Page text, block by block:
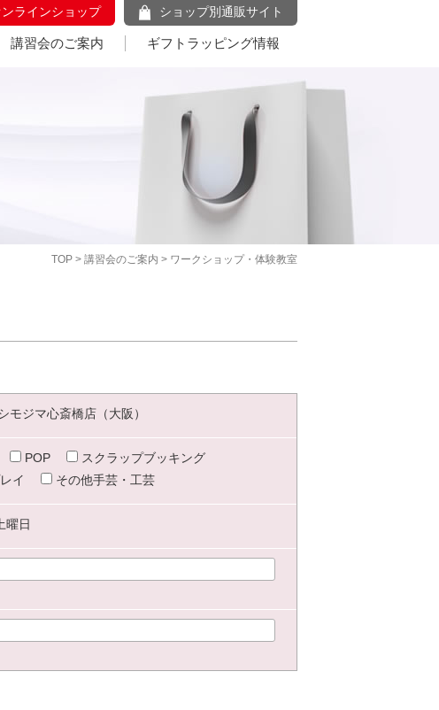
ラインショップ ショップ別通販サイト
講習会のご案内 ギフトラッピング情報
TOP > 講習会のご案内 > ワークショップ・体験教室
モジマ心斎橋店（大阪）
POP
スクラップブッキング
イ その他手芸・工芸
曜日